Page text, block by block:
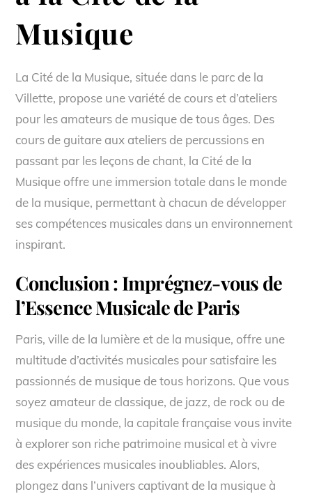
Musique
La Cité de la Musique, située dans le parc de la
Villette, propose une variété de cours et d’ateliers
pour les amateurs de musique de tous âges. Des
cours de guitare aux ateliers de percussions en
passant par les leçons de chant, la Cité de la
Musique offre une immersion totale dans le monde
de la musique, permettant à chacun de développer
ses compétences musicales dans un environnement
inspirant.
Conclusion : Imprégnez-vous de
l’Essence Musicale de Paris
Paris, ville de la lumière et de la musique, offre une
multitude d’activités musicales pour satisfaire les
passionnés de musique de tous horizons. Que vous
soyez amateur de classique, de jazz, de rock ou de
musique du monde, la capitale française vous invite
à explorer son riche patrimoine musical et à vivre
des expériences musicales inoubliables. Alors,
plongez dans l’univers captivant de la musique à